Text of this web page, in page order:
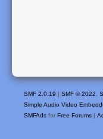
SMF 2.0.19 | SMF © 2022
Simple Audio Video
SMFAds for Free Forums |